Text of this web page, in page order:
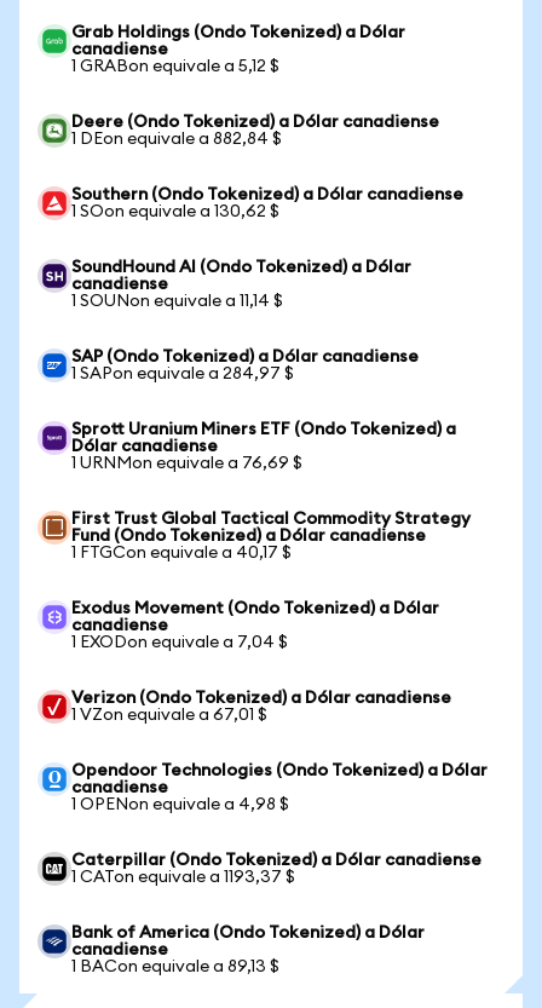
Grab Holdings (Ondo Tokenized) a Dólar
canadiense
1 GRABon equivale a 5,12 $
Deere (Ondo Tokenized) a Dólar canadiense
1 DEon equivale a 882,84 $
Southern (Ondo Tokenized) a Dólar canadiense
1 SOon equivale a 130,62 $
SoundHound AI (Ondo Tokenized) a Dólar
canadiense
1 SOUNon equivale a 11,14 $
SAP (Ondo Tokenized) a Dólar canadiense
1 SAPon equivale a 284,97 $
Sprott Uranium Miners ETF (Ondo Tokenized) a
Dólar canadiense
1 URNMon equivale a 76,69 $
First Trust Global Tactical Commodity Strategy
Fund (Ondo Tokenized) a Dólar canadiense
1 FTGCon equivale a 40,17 $
Exodus Movement (Ondo Tokenized) a Dólar
canadiense
1 EXODon equivale a 7,04 $
Verizon (Ondo Tokenized) a Dólar canadiense
1 VZon equivale a 67,01 $
Opendoor Technologies (Ondo Tokenized) a Dólar
canadiense
1 OPENon equivale a 4,98 $
Caterpillar (Ondo Tokenized) a Dólar canadiense
1 CATon equivale a 1193,37 $
Bank of America (Ondo Tokenized) a Dólar
canadiense
1 BACon equivale a 89,13 $